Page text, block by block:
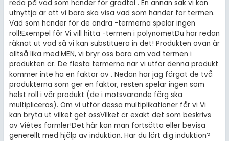
reda på vad som händer för gradtal . En annan sak vi kan
utnyttja är att vi bara ska visa vad som händer för termen.
Vad som händer för de andra -termerna spelar ingen
roll!Exempel för Vi vill hitta -termen i polynometDu har redan
räknat ut vad så vi kan substituera in det! Produkten ovan är
alltså lika med:MEN, vi bryr oss bara om vad termen i
produkten är. De flesta termerna när vi utför denna produkt
kommer inte ha en faktor av . Nedan har jag färgat de två
produkterna som ger en faktor, resten spelar ingen som
helst roll i vår produkt (de i motsvarande färg ska
multipliceras). Om vi utför dessa multiplikationer får vi Vi
kan bryta ut vilket get ossVilket är exakt det som beskrivs
av Viétes formler!Det här kan man fortsätta eller bevisa
generellt med hjälp av induktion. Har du lärt dig induktion?